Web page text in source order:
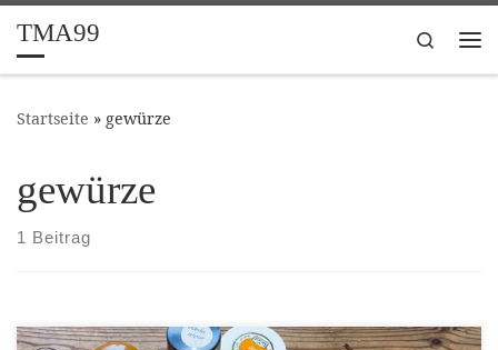
Zum Inhalt springen
TMA99
Search
Startseite » gewürze
gewürze
1 Beitrag